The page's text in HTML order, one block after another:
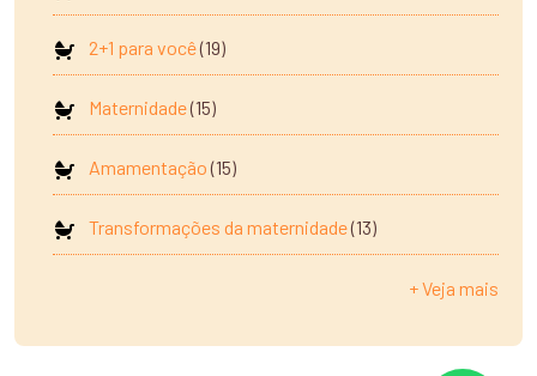
2+1 para você(19)
Maternidade(15)
Amamentação(15)
Transformações da maternidade(13)
+ Veja mais